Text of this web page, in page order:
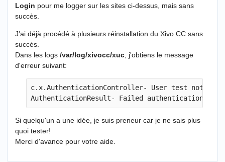
Login pour me logger sur les sites ci-dessus, mais sans
succès.
J'ai déjà procédé à plusieurs réinstallation du Xivo CC sans
succès.
Dans les logs /var/log/xivocc/xuc, j'obtiens le message
d'erreur suivant:
c.x.AuthenticationController- User test not
Si quelqu'un a une idée, je suis preneur car je ne sais plus
quoi tester!
Merci d'avance pour votre aide.